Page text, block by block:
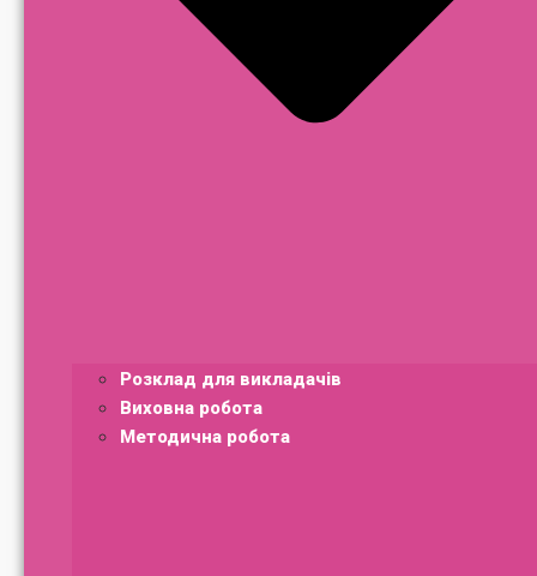
Розклад для викладачів
Виховна робота
Методична робота